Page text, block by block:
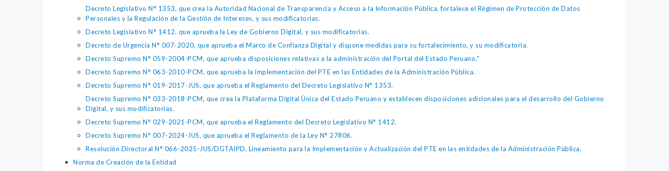
Decreto Legislativo N° 1353, que crea la Autoridad Nacional de Transparencia y Acceso a la Información Pública, fortalece el Régimen de Protección de Datos
Personales y la Regulación de la Gestión de Intereses, y sus modificatorias.
Decreto Legislativo N° 1412, que aprueba la Ley de Gobierno Digital, y sus modificatorias.
Decreto de Urgencia N° 007-2020, que aprueba el Marco de Confianza Digital y dispone medidas para su fortalecimiento, y su modificatoria.
Decreto Supremo N° 059-2004-PCM, que aprueba disposiciones relativas a la administración del Portal del Estado Peruano."
Decreto Supremo N° 063-2010-PCM, que aprueba la implementación del PTE en las Entidades de la Administración Pública.
Decreto Supremo N° 019-2017-JUS, que aprueba el Reglamento del Decreto Legislativo N° 1353.
Decreto Supremo N° 033-2018-PCM, que crea la Plataforma Digital Única del Estado Peruano y establecen disposiciones adicionales para el desarrollo del Gobierno
Digital, y sus modificatorias.
Decreto Supremo N° 029-2021-PCM, que aprueba el Reglamento del Decreto Legislativo N° 1412.
Decreto Supremo N° 007-2024-JUS, que aprueba el Reglamento de la Ley N° 27806.
Resolución Directoral N° 066-2025-JUS/DGTAIPD, Lineamiento para la Implementación y Actualización del PTE en las entidades de la Administración Pública.
Norma de Creación de la Entidad